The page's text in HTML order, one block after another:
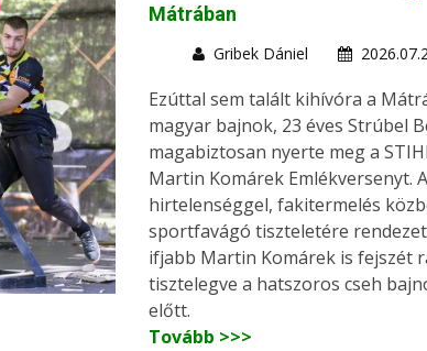
Mátrában
Gribek Dániel
Ezúttal sem talált kihívóra a
magyar bajnok, 23 éves Strúbel
magabiztosan nyerte meg a
Martin Komárek Emlékversenyt.
hirtelenséggel, fakitermelés
sportfavágó tiszteletére
ifjabb Martin Komárek is fejszét
tisztelegve a hatszoros cseh
előtt.
Tovább >>>